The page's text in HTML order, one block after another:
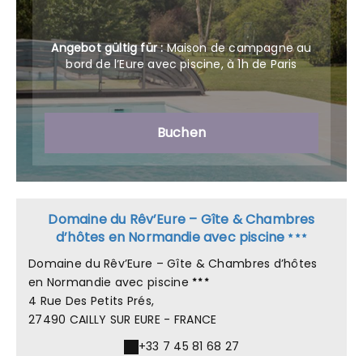
Angebot gültig für :Maison de campagne au
bord de l’Eure avec piscine, à 1h de Paris
Buchen
Domaine du Rêv’Eure – Gîte & Chambres
d’hôtes en Normandie avec piscine
Domaine du Rêv’Eure – Gîte & Chambres d’hôtes
en Normandie avec piscine
4 Rue Des Petits Prés,
27490 CAILLY SUR EURE - FRANCE
+33 7 45 81 68 27